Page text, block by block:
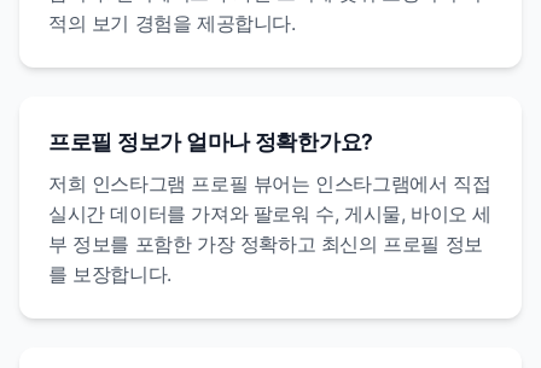
적의 보기 경험을 제공합니다.
프로필 정보가 얼마나 정확한가요?
저희 인스타그램 프로필 뷰어는 인스타그램에서 직접
실시간 데이터를 가져와 팔로워 수, 게시물, 바이오 세
부 정보를 포함한 가장 정확하고 최신의 프로필 정보
를 보장합니다.